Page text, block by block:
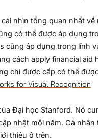
nhìn tổng quan nhất
có thể được áp dụng
cũng áp dụng trong lĩnh
cách apply financial
chỉ được cấp có thể
for Visual Recognition
Đại học Stanford. Nó
nhật mỗi năm. Cá
thiệu ở trên.